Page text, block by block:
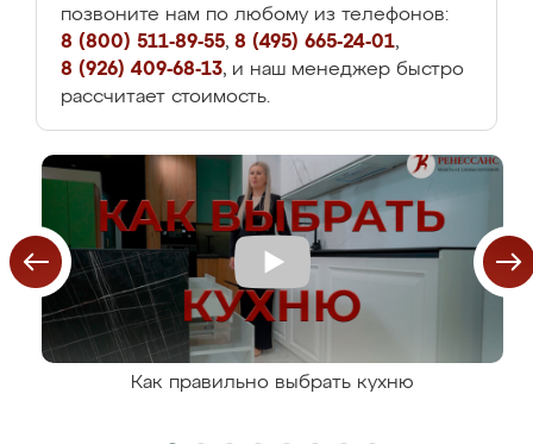
позвоните нам по любому из телефонов:
8 (800) 511-89-55, 8 (495) 665-24-01,
8 (926) 409-68-13, и наш менеджер быстро
рассчитает стоимость.
Как правильно выбрать кухню